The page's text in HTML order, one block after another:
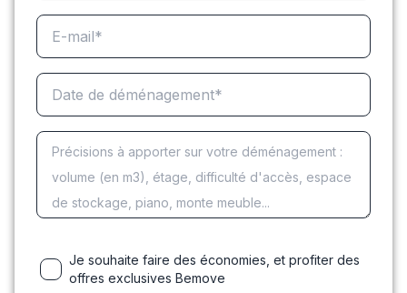
Je souhaite faire des économies, et profiter des
offres exclusives Bemove